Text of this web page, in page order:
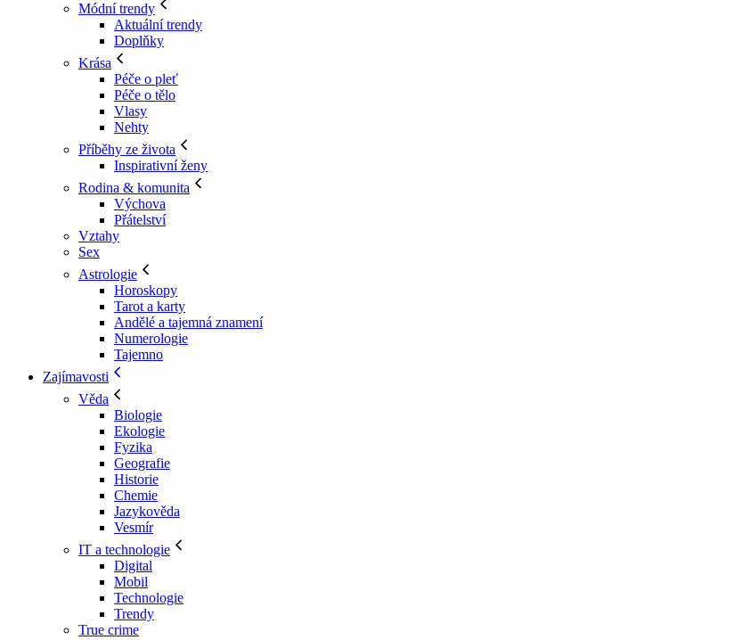
Módní trendy
Aktuální trendy
Doplňky
Krása
Péče o pleť
Péče o tělo
Vlasy
Nehty
Příběhy ze života
Inspirativní ženy
Rodina & komunita
Výchova
Přátelství
Vztahy
Sex
Astrologie
Horoskopy
Tarot a karty
Andělé a tajemná znamení
Numerologie
Tajemno
Zajímavosti
Věda
Biologie
Ekologie
Fyzika
Geografie
Historie
Chemie
Jazykověda
Vesmír
IT a technologie
Digital
Mobil
Technologie
Trendy
True crime